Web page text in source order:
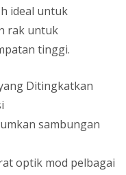
ideal untuk
rak untuk
tinggi.
Ditingkatkan
sambungan
optik mod pelbagai